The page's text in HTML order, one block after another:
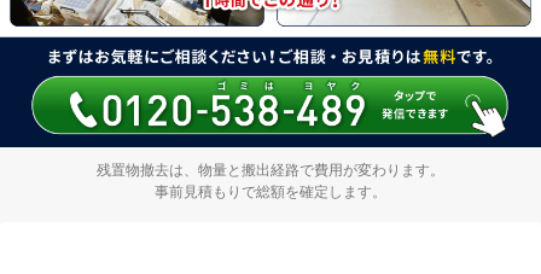
残置物撤去は、物量と搬出経路で費用が変わります。
事前見積もりで総額を確定します。